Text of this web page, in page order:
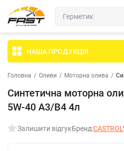
НАША ПРОДУКЦІЯ
Головна / Оливи / Моторна олива /
Синтетична моторна
5W-40 A3/B4 4л
Залишити відгукБренд:CASTROL